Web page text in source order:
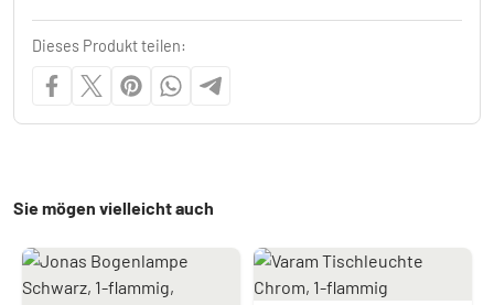
Dieses Produkt teilen:
Sie mögen vielleicht auch